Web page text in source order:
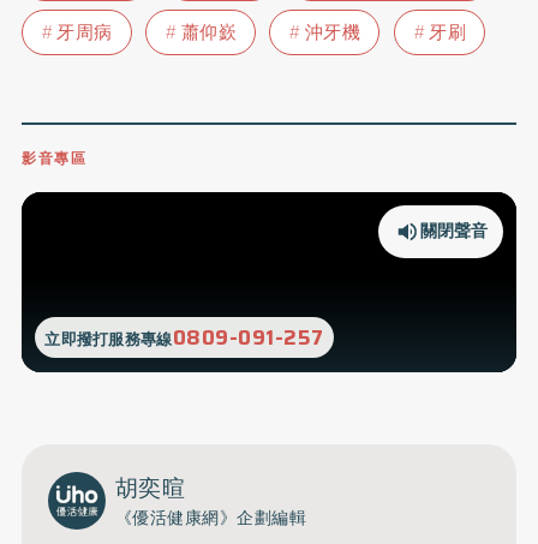
牙周病
蕭仰嶔 沖牙機 牙刷
影音專區
立即撥打服務專線0809-091-257
關閉聲音
胡奕暄
《優活健康網》企劃編輯